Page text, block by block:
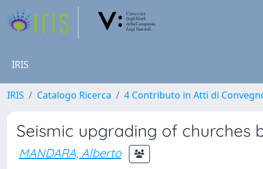
IRIS
IRIS Catalogo Ricerca 4 Contributo in Atti di
Seismic upgrading of churches
MANDARA, Alberto